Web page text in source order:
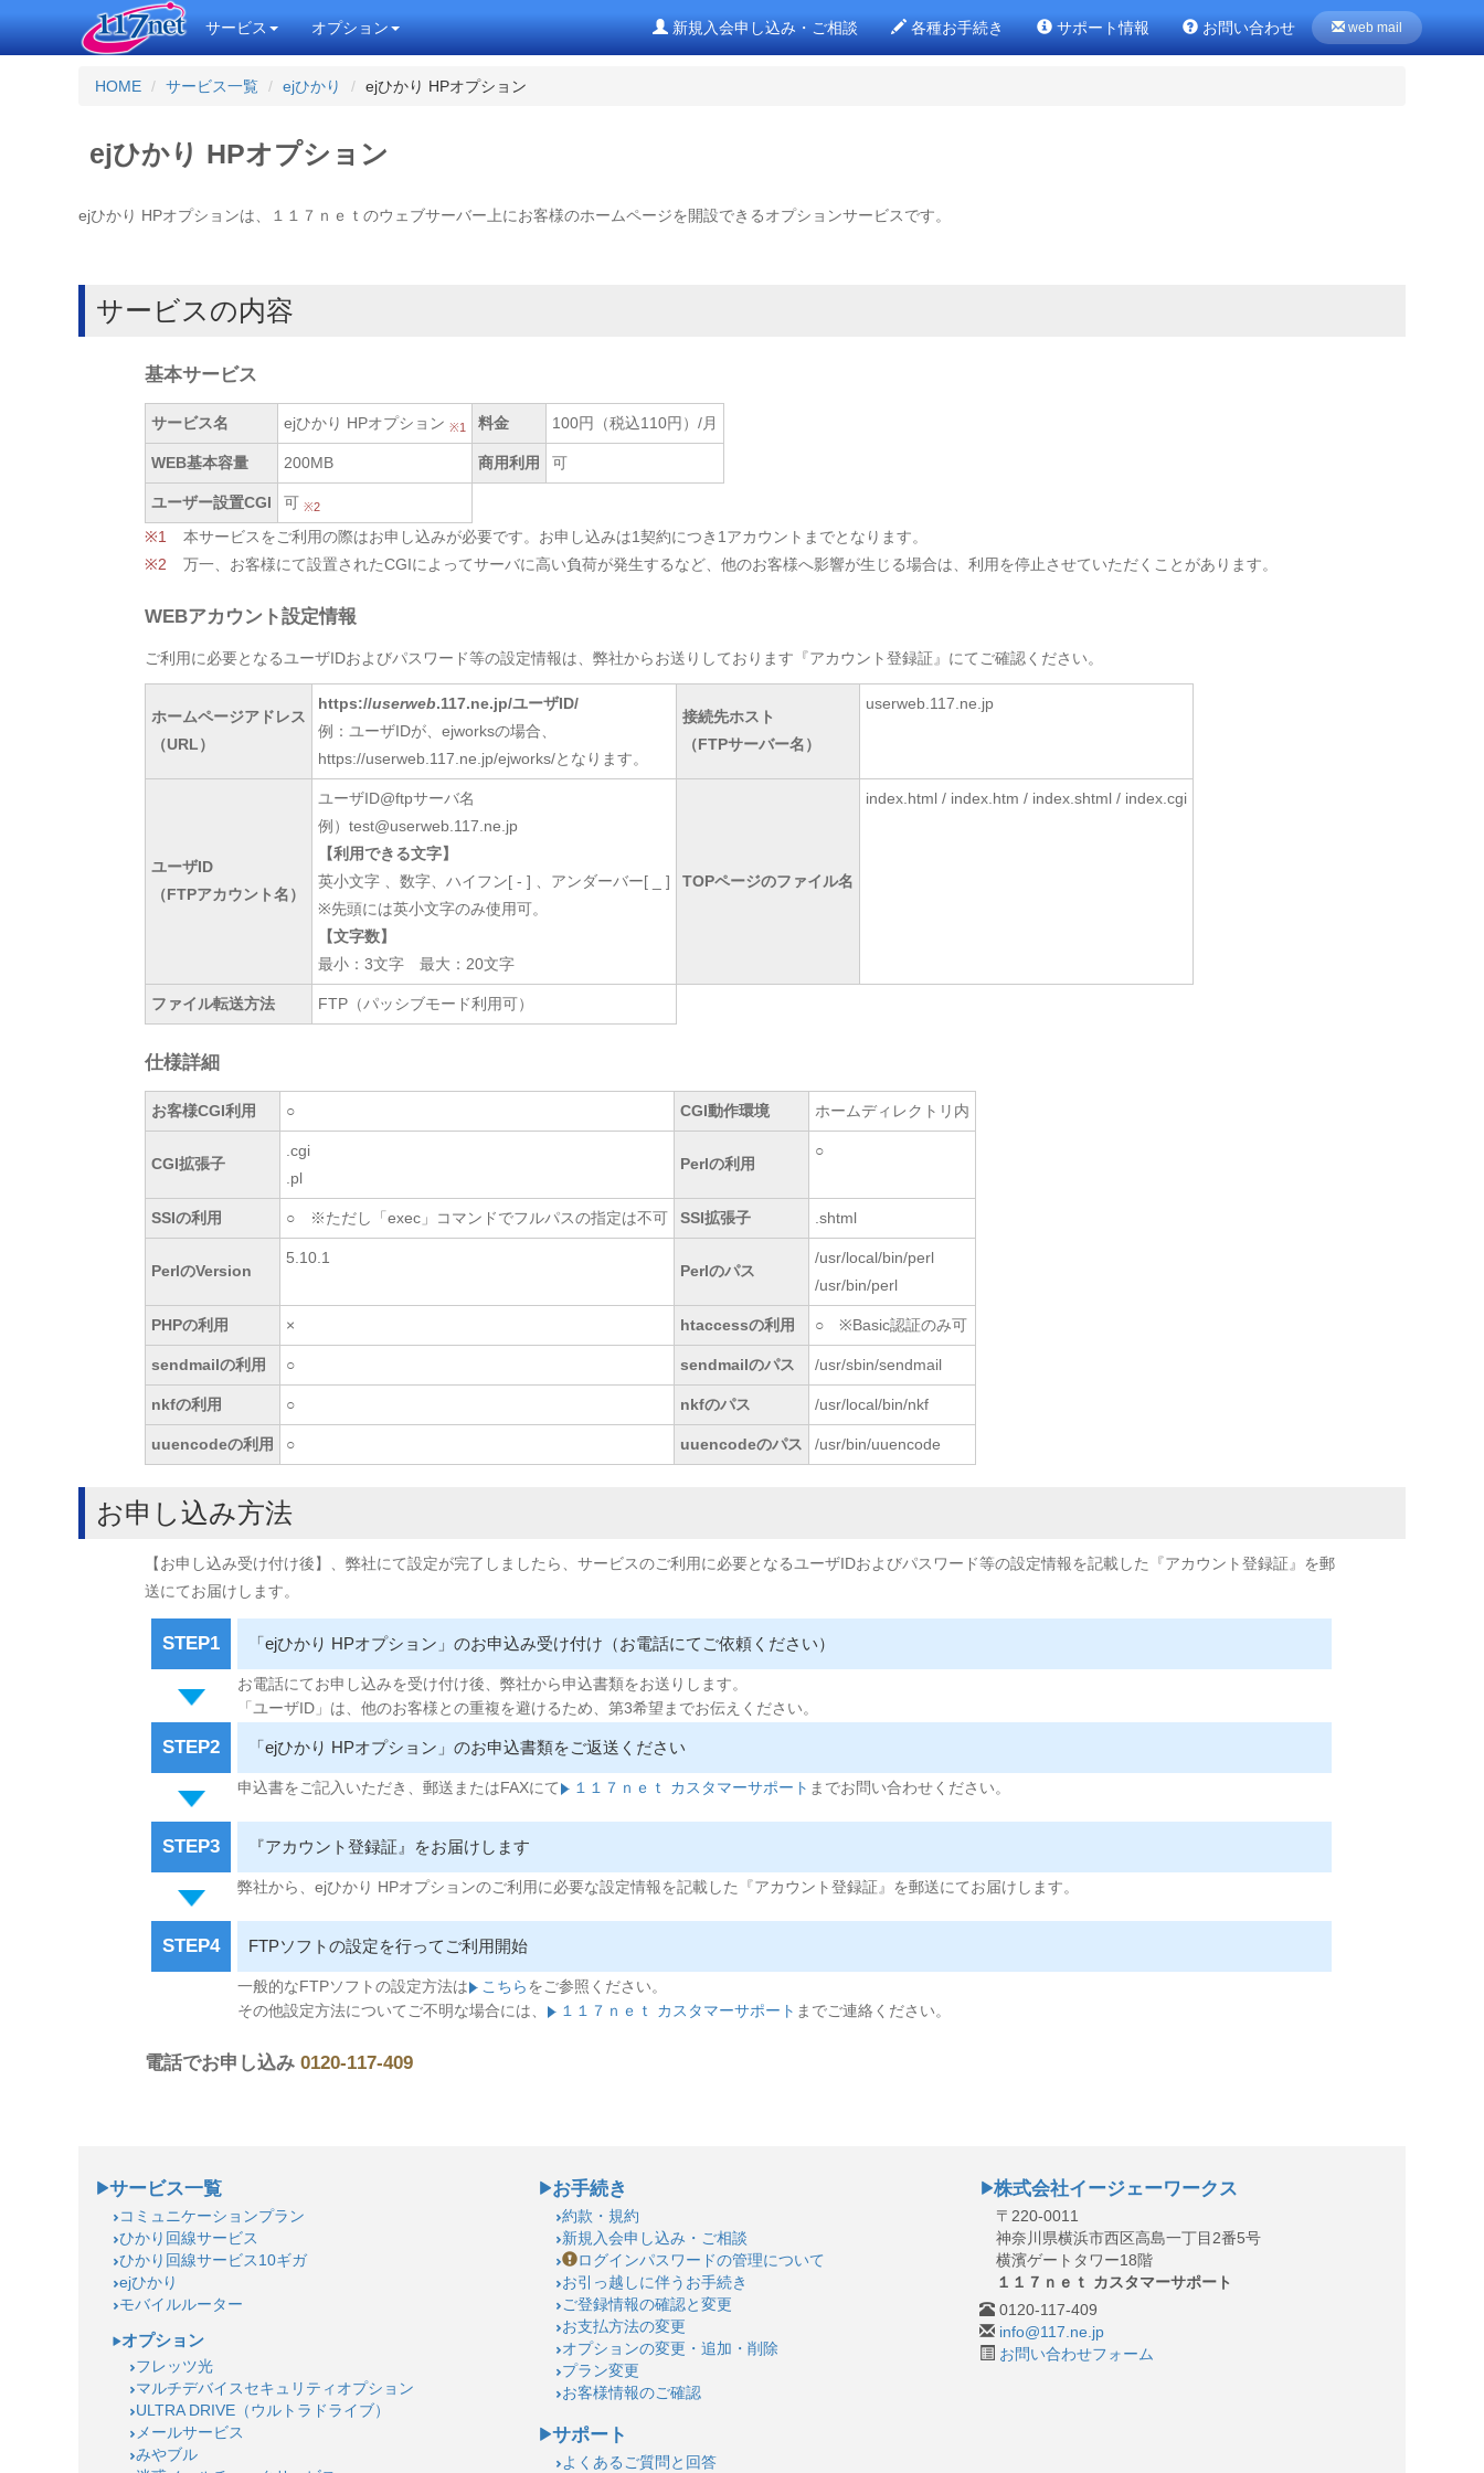
サービス オプション 新規入会申し込み・ご相談 各種お手続き サポート情報 お問い合わせ web mail
HOME サービス一覧 ejひかり ejひかり HPオプション
ejひかり HPオプション
ejひかり HPオプションは、１１７ｎｅｔのウェブサーバー上にお客様のホームページを開設できるオプションサービスです。
サービスの内容
基本サービス
サービス名 ejひかり HPオプション※1 料金 100円（税込110円）/月
WEB基本容量 200MB 商用利用 可
ユーザー設置CGI 可※2
本サービスをご利用の際はお申し込みが必要です。お申し込みは1契約につき1アカウントまでとなります。
万一、お客様にて設置されたCGIによってサーバに高い負荷が発生するなど、他のお客様へ影響が生じる場合は、利用を停止させていただくことがあります。
WEBアカウント設定情報
ご利用に必要となるユーザIDおよびパスワード等の設定情報は、弊社からお送りしております『アカウント登録証』にてご確認ください。
ホームページアドレス
（URL）
https://userweb.117.ne.jp/ユーザID/
例：ユーザIDが、ejworksの場合、
https://userweb.117.ne.jp/ejworks/となります。
接続先ホスト
（FTPサーバー名）
userweb.117.ne.jp
ユーザID
（FTPアカウント名）
ユーザID@ftpサーバ名
例）test@userweb.117.ne.jp
【利用できる文字】
英小文字 、数字、ハイフン[ - ] 、アンダーバー[ _ ]
※先頭には英小文字のみ使用可。
【文字数】
最小：3文字 最大：20文字
TOPページのファイル名
index.html / index.htm / index.shtml / index.cgi
ファイル転送方法 FTP（パッシブモード利用可）
仕様詳細
お客様CGI利用 ○ CGI動作環境 ホームディレクトリ内
CGI拡張子
.cgi
.pl
Perlの利用
○
SSIの利用 ○ ※ただし「exec」コマンドでフルパスの指定は不可 SSI拡張子 .shtml
PerlのVersion
5.10.1
Perlのパス
/usr/local/bin/perl
/usr/bin/perl
PHPの利用 × htaccessの利用 ○ ※Basic認証のみ可
sendmailの利用 ○ sendmailのパス /usr/sbin/sendmail
nkfの利用 ○ nkfのパス /usr/local/bin/nkf
uuencodeの利用 ○ uuencodeのパス /usr/bin/uuencode
お申し込み方法
【お申し込み受け付け後】、弊社にて設定が完了しましたら、サービスのご利用に必要となるユーザIDおよびパスワード等の設定情報を記載した『アカウント登録証』を郵
送にてお届けします。
STEP1 「ejひかり HPオプション」のお申込み受け付け（お電話にてご依頼ください）
お電話にてお申し込みを受け付け後、弊社から申込書類をお送りします。
「ユーザID」は、他のお客様との重複を避けるため、第3希望までお伝えください。
STEP2 「ejひかり HPオプション」のお申込書類をご返送ください
申込書をご記入いただき、郵送またはFAXにて １１７ｎｅｔ カスタマーサポート までお問い合わせください。
STEP3 『アカウント登録証』をお届けします
弊社から、ejひかり HPオプションのご利用に必要な設定情報を記載した『アカウント登録証』を郵送にてお届けします。
STEP4 FTPソフトの設定を行ってご利用開始
一般的なFTPソフトの設定方法は こちらをご参照ください。
その他設定方法についてご不明な場合には、
１１７ｎｅｔ カスタマーサポート までご連絡ください。
電話でお申し込み0120-117-409
サービス一覧
コミュニケーションプラン
ひかり回線サービス
ひかり回線サービス10ギガ
ejひかり
モバイルルーター
オプション
フレッツ光
マルチデバイスセキュリティオプション
ULTRA DRIVE（ウルトラドライブ）
メールサービス
みやブル
お手続き
約款・規約
新規入会申し込み・ご相談
ログインパスワードの管理について
お引っ越しに伴うお手続き
ご登録情報の確認と変更
お支払方法の変更
オプションの変更・追加・削除
プラン変更
お客様情報のご確認
サポート
よくあるご質問と回答
株式会社イージェーワークス
〒220-0011
神奈川県横浜市西区高島一丁目2番5号
横濱ゲートタワー18階
１１７ｎｅｔ カスタマーサポート
0120-117-409
info@117.ne.jp
お問い合わせフォーム